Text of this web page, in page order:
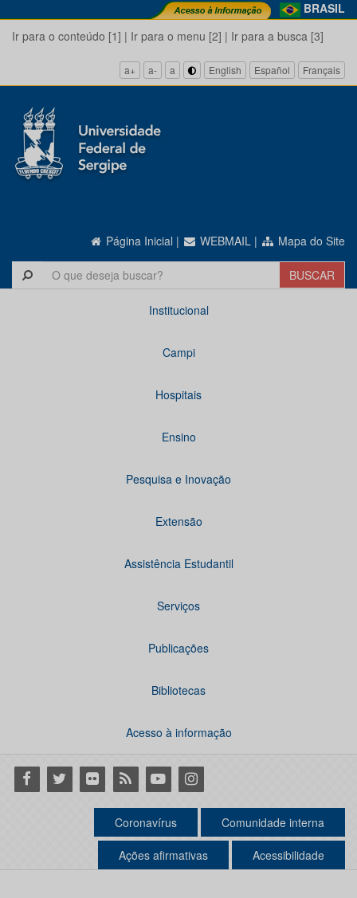
BRASIL
Ir para o conteúdo [1] | Ir para o menu [2] | Ir para a busca [3]
a+ a- a English Español Français
Página Inicial | WEBMAIL | Mapa do Site
Institucional
Campi
Hospitais
Ensino
Pesquisa e Inovação
Extensão
Assistência Estudantil
Serviços
Publicações
Bibliotecas
Acesso à informação
Facebook
Twitter Flickr RSS YoutubeInstagram
Coronavírus Comunidade interna
Ações afirmativas Acessibilidade